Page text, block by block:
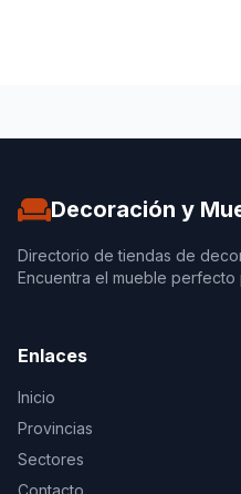
Decoración y
Directorio de tiendas de
Encuentra el mueble perfecto
Enlaces
Inicio
Provincias
Sectores
Contacto